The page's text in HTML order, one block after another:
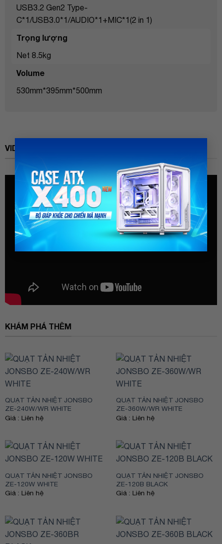
USB3.2 Gen2 Type-
C*1/USB3.0*1/AUDIO*1+MIC*1(2 in 1)
Trọng lượng
Net 8.5kg
Volume
530mm*395mm*500mm
VIDEO
KHÁM PHÁ THÊM
QUẠT TẢN NHIỆT JONSBO
ZE-240W/WR WHITE
Giá : Liên hệ
QUẠT TẢN NHIỆT JONSBO
ZE-360W/WR WHITE
Giá : Liên hệ
QUẠT TẢN NHIỆT JONSBO
ZE-120W WHITE
Giá : Liên hệ
QUẠT TẢN NHIỆT JONSBO
ZE-120B BLACK
Giá : Liên hệ